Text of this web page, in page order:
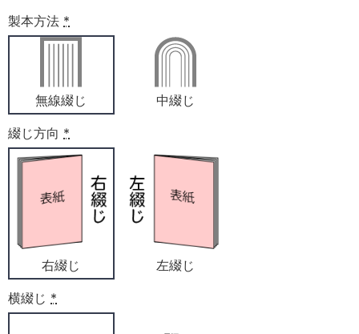
製本方法 *
無線綴じ 中綴じ
綴じ方向 *
右綴じ 左綴じ
横綴じ *